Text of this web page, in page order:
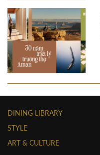
DINING LIBRARY
STYLE
ART & CULTURE